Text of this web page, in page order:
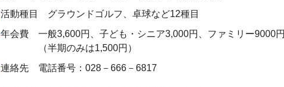
活動種目 グラウンドゴルフ、卓球など12種目
年会費 一般3,600円、子ども・シニア3,000円、ファミリー9000円
（半期のみは1,500円）
連絡先 電話番号：028－666－6817